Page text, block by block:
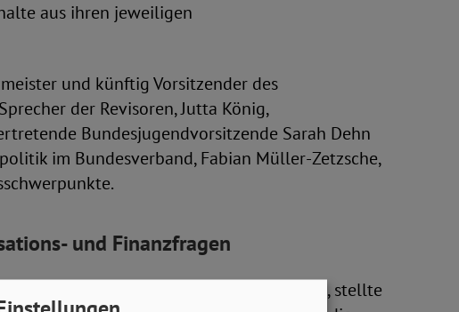
aus ihren jeweiligen
und künftig Vorsitzender des
der Revisoren, Jutta König,
Bundesjugendvorsitzende Sarah Dehn
im Bundesverband, Fabian Müller-Zetzsche,
und Finanzfragen
Strategie- und Organisationsausschusses, stellte